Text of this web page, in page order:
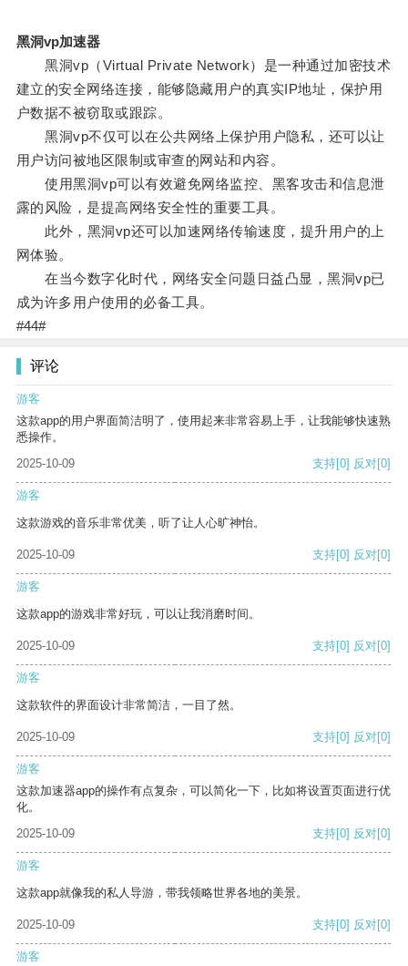
黑洞vp加速器
黑洞vp（Virtual Private Network）是一种通过加密技术
建立的安全网络连接，能够隐藏用户的真实IP地址，保护用
户数据不被窃取或跟踪。
黑洞vp不仅可以在公共网络上保护用户隐私，还可以让
用户访问被地区限制或审查的网站和内容。
使用黑洞vp可以有效避免网络监控、黑客攻击和信息泄
露的风险，是提高网络安全性的重要工具。
此外，黑洞vp还可以加速网络传输速度，提升用户的上
网体验。
在当今数字化时代，网络安全问题日益凸显，黑洞vp已
成为许多用户使用的必备工具。
#44#
评论
游客
这款app的用户界面简洁明了，使用起来非常容易上手，让我能够快速熟
悉操作。
2025-10-09
支持[0] 反对[0]
游客
这款游戏的音乐非常优美，听了让人心旷神怡。
2025-10-09 支持[0] 反对[0]
游客
这款app的游戏非常好玩，可以让我消磨时间。
2025-10-09 支持[0] 反对[0]
游客
这款软件的界面设计非常简洁，一目了然。
2025-10-09 支持[0] 反对[0]
游客
这款加速器app的操作有点复杂，可以简化一下，比如将设置页面进行优
化。
2025-10-09
支持[0] 反对[0]
游客
这款app就像我的私人导游，带我领略世界各地的美景。
2025-10-09 支持[0] 反对[0]
游客